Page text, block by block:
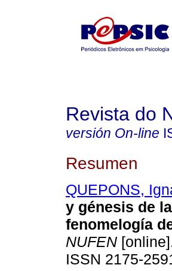
Revista do
versión On-line
Resumen
QUEPONS,
y génesis de
fenomelogía
NUFEN
ISSN 2175-